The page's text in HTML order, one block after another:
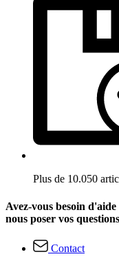
Plus de 10.050
Avez-vous besoin
nous poser vos
Contact